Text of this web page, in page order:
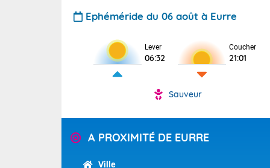
TENDANCE
Pour la
Cette
Ephéméride du 06 août à Eurre
Lever
06:32
Coucher
21:01
Sauveur
A PROXIMITÉ DE EURRE
Ville
Voici les
Limoges :
Lille : 24/12